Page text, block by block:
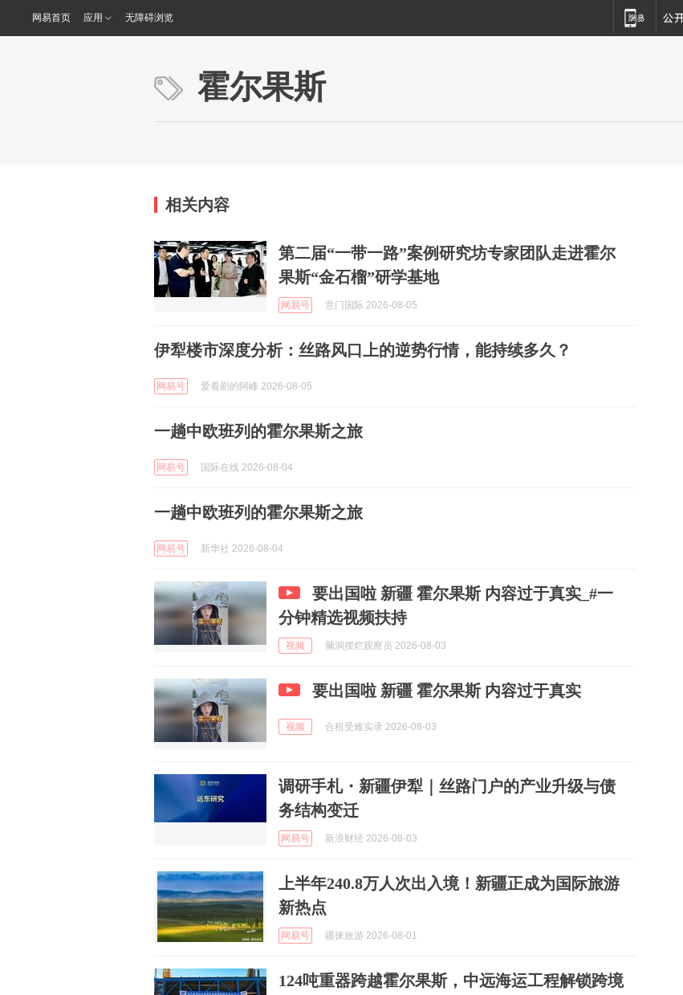
网易首页 应用 无障碍浏览
霍尔果斯
相关内容
第二届“一带一路”案例研究坊专家团队走进霍尔
果斯“金石榴”研学基地
网易号 意门国际 2026-08-05
伊犁楼市深度分析：丝路风口上的逆势行情，能持续多久？
网易号 爱看剧的阿峰 2026-08-05
一趟中欧班列的霍尔果斯之旅
网易号 国际在线 2026-08-04
一趟中欧班列的霍尔果斯之旅
网易号 新华社 2026-08-04
要出国啦 新疆 霍尔果斯 内容过于真实_#一
分钟精选视频扶持
视频 脑洞摆烂观察员 2026-08-03
要出国啦 新疆 霍尔果斯 内容过于真实
视频 合租受难实录 2026-08-03
调研手札・新疆伊犁｜丝路门户的产业升级与债
务结构变迁
网易号 新浪财经 2026-08-03
上半年240.8万人次出入境！新疆正成为国际旅游
新热点
网易号 疆徕旅游 2026-08-01
124吨重器跨越霍尔果斯，中远海运工程解锁跨境